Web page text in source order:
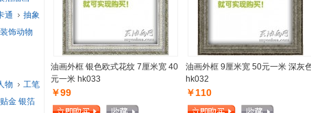
油画外框 银色欧式花纹 7厘米宽 40
元一米 hk033
￥99
油画外框 9厘米宽 50元一米 深灰
hk032
￥110
通
抽象
装饰动物
物
工笔
贴金 银箔